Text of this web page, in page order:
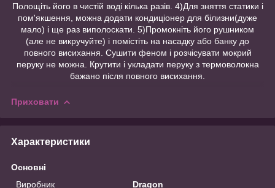
Полощіть його в чистій воді кілька разів. 4)Для зняття статики і
пом'якшення, можна додати кондиціонер для білизни(дуже
мало) і ще раз виполоскати. 5)Промокніть його рушником
(але не викручуйте) і помістіть на насадку або банку до
повного висихання. Сушити феном і розчісувати мокрий
перуку не можна. Крутити і укладати перуку з термоволокна
бажано після повного висихання.
Приховати
Характеристики
Основні
Виробник
Dragon